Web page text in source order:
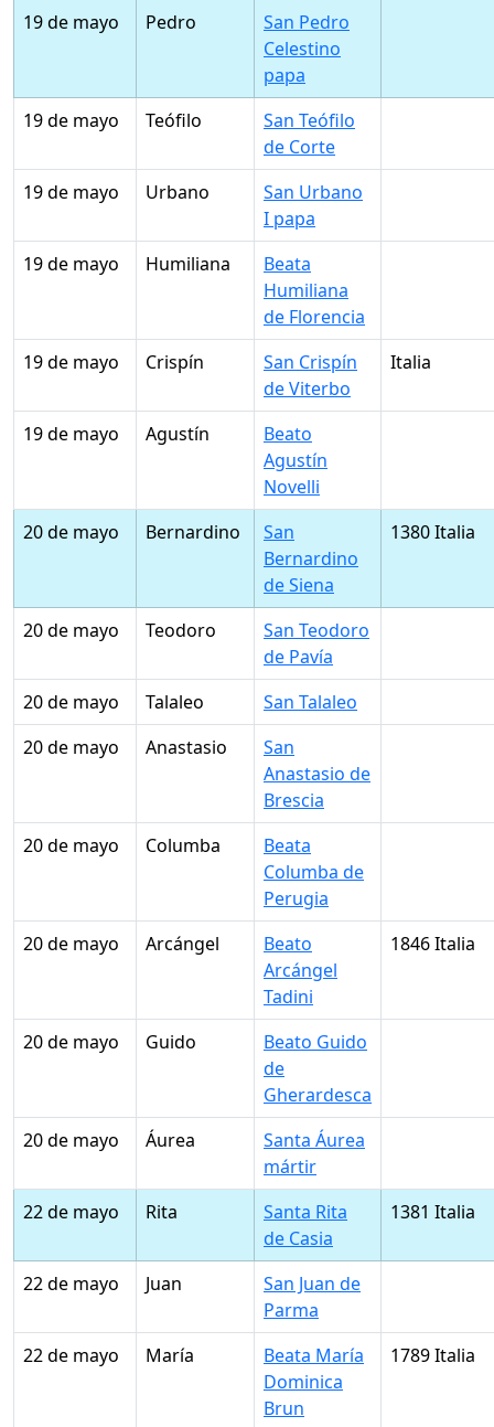
19 de mayo Pedro
San Pedro
Celestino
papa
19 de mayo
Teófilo
San Teófilo
de Corte
19 de mayo
Urbano
San Urbano
I papa
19 de mayo
Humiliana
Beata
Humiliana
de Florencia
19 de mayo
Crispín
San Crispín
de Viterbo
Italia
19 de mayo Agustín
Beato
Agustín
Novelli
20 de mayo
Bernardino
San
Bernardino
de Siena
1380 Italia
20 de mayo Teodoro
San Teodoro
de Pavía
20 de mayo
Talaleo
San Talaleo
20 de mayo
Anastasio
San
Anastasio de
Brescia
20 de mayo
Columba
Beata
Columba de
Perugia
20 de mayo
Arcángel
Beato
Arcángel
Tadini
1846 Italia
20 de mayo Guido
Beato Guido
de
Gherardesca
20 de mayo
Áurea
Santa Áurea
mártir
22 de mayo
Rita
Santa Rita
de Casia
1381 Italia
22 de mayo Juan
San Juan de
Parma
22 de mayo
María
Beata María
Dominica
Brun
1789 Italia